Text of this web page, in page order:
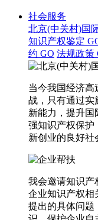
社会服务
北京(中关村)国
知识产权鉴定
约 GO 法规政策
当今我国经济高
战，只有通过实
新能力，提升国
强知识产权保护
新创业的良好社
我会邀请知识产
企业知识产权相
提出的具体问题